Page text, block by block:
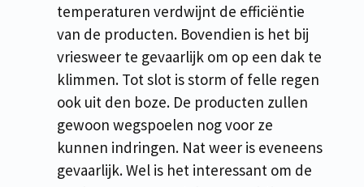
temperaturen verdwijnt de efficiëntie
van de producten. Bovendien is het bij
vriesweer te gevaarlijk om op een dak te
klimmen. Tot slot is storm of felle regen
ook uit den boze. De producten zullen
gewoon wegspoelen nog voor ze
kunnen indringen. Nat weer is eveneens
gevaarlijk. Wel is het interessant om de